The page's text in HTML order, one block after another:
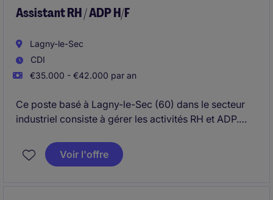
Assistant RH / ADP H/F
Lagny-le-Sec
CDI
€35.000 - €42.000 par an
Ce poste basé à Lagny-le-Sec (60) dans le secteur
industriel consiste à gérer les activités RH et ADP.
ressources humaines ainsi que de la paie pour
soutenir les opérations de l'entreprise.
Voir l'offre